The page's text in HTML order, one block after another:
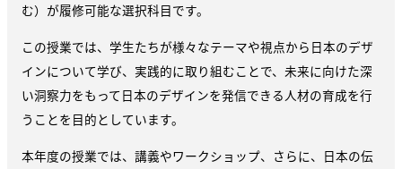
む）が履修可能な選択科目です。
この授業では、学生たちが様々なテーマや視点から日本のデザ
インについて学び、実践的に取り組むことで、未来に向けた深
い洞察力をもって日本のデザインを発信できる人材の育成を行
うことを目的としています。
本年度の授業では、講義やワークショップ、さらに、日本の伝